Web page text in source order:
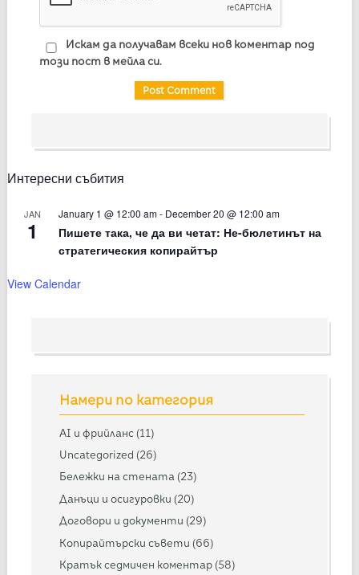
Искам да получавам всеки нов коментар под
този пост в мейла си.
Интересни събития
JAN
1
January 1 @ 12:00 am- December 20 @ 12:00 am
Пишете така, че да ви четат: Не-бюлетинът на
стратегическия копирайтър
View Calendar
Намери по категория
AI и фрийланс (11)
Uncategorized (26)
Бележки на стената (23)
Данъци и осигуровки (20)
Договори и документи (29)
Копирайтърски съвети (66)
Кратък седмичен коментар (58)